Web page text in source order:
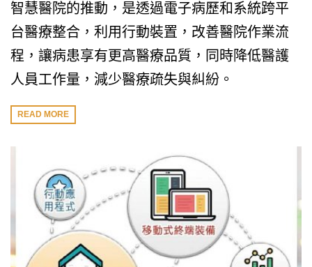
智慧醫院的推動，是透過電子病歷和系統跨平
台醫療整合，利用行動裝置，改善醫院作業流
程，讓病患享有更高醫療品質，同時降低醫護
人員工作量，減少醫療疏失與糾紛。
READ MORE